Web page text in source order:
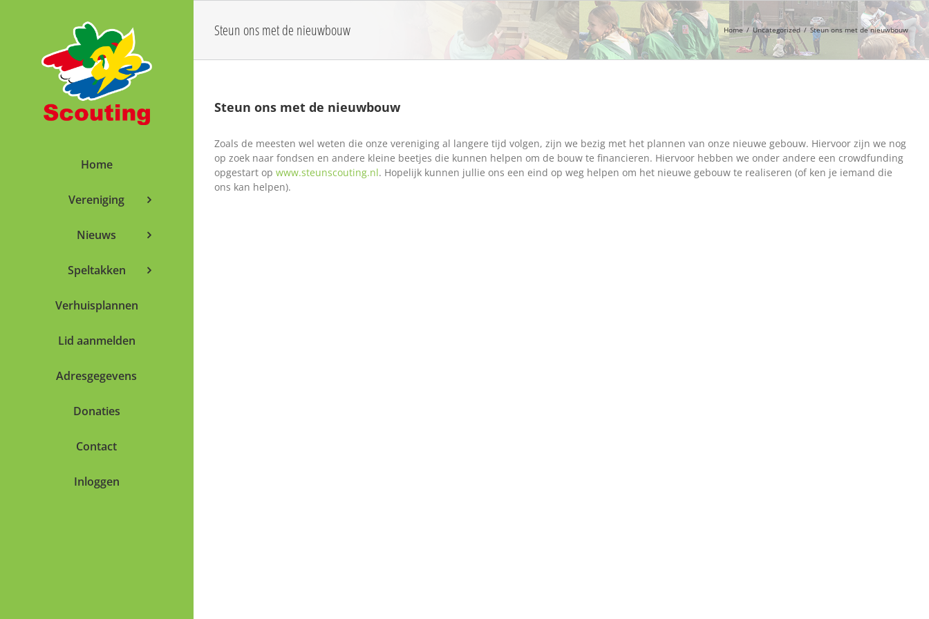
Home
Vereniging
Nieuws
Speltakken
Verhuisplannen
Lid aanmelden
Adresgegevens
Donaties
Contact
Inloggen
Steun ons met de nieuwbouw Home / Uncategorized / Steun ons met de nieuwbouw
Steun ons met de nieuwbouw
Zoals de meesten wel weten die onze vereniging al langere tijd volgen, zijn we bezig met het plannen van onze nieuwe gebouw. Hiervoor zijn we nog
op zoek naar fondsen en andere kleine beetjes die kunnen helpen om de bouw te financieren. Hiervoor hebben we onder andere een crowdfunding
opgestart op www.steunscouting.nl. Hopelijk kunnen jullie ons een eind op weg helpen om het nieuwe gebouw te realiseren (of ken je iemand die
ons kan helpen).